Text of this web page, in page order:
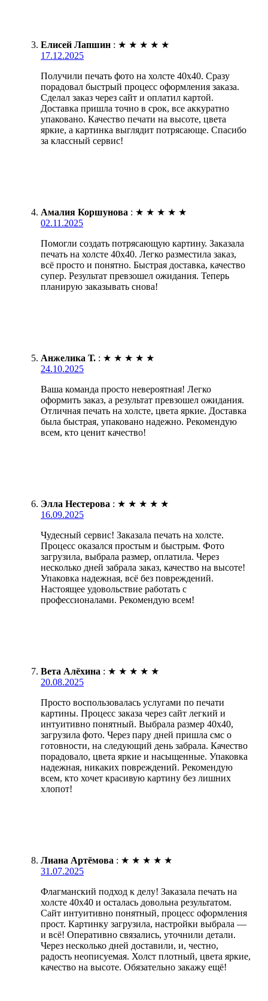
Елисей Лапшин : ★ ★ ★ ★ ★
17.12.2025
Получили печать фото на холсте 40х40. Сразу
порадовал быстрый процесс оформления заказа.
Сделал заказ через сайт и оплатил картой.
Доставка пришла точно в срок, все аккуратно
упаковано. Качество печати на высоте, цвета
яркие, а картинка выглядит потрясающе. Спасибо
за классный сервис!
Амалия Коршунова : ★ ★ ★ ★ ★
02.11.2025
Помогли создать потрясающую картину. Заказала
печать на холсте 40х40. Легко разместила заказ,
всё просто и понятно. Быстрая доставка, качество
супер. Результат превзошел ожидания. Теперь
планирую заказывать снова!
Анжелика Т. : ★ ★ ★ ★ ★
24.10.2025
Ваша команда просто невероятная! Легко
оформить заказ, а результат превзошел ожидания.
Отличная печать на холсте, цвета яркие. Доставка
была быстрая, упаковано надежно. Рекомендую
всем, кто ценит качество!
Элла Нестерова : ★ ★ ★ ★ ★
16.09.2025
Чудесный сервис! Заказала печать на холсте.
Процесс оказался простым и быстрым. Фото
загрузила, выбрала размер, оплатила. Через
несколько дней забрала заказ, качество на высоте!
Упаковка надежная, всё без повреждений.
Настоящее удовольствие работать с
профессионалами. Рекомендую всем!
Вета Алёхина : ★ ★ ★ ★ ★
20.08.2025
Просто воспользовалась услугами по печати
картины. Процесс заказа через сайт легкий и
интуитивно понятный. Выбрала размер 40х40,
загрузила фото. Через пару дней пришла смс о
готовности, на следующий день забрала. Качество
порадовало, цвета яркие и насыщенные. Упаковка
надежная, никаких повреждений. Рекомендую
всем, кто хочет красивую картину без лишних
хлопот!
Лиана Артёмова : ★ ★ ★ ★ ★
31.07.2025
Флагманский подход к делу! Заказала печать на
холсте 40х40 и осталась довольна результатом.
Сайт интуитивно понятный, процесс оформления
прост. Картинку загрузила, настройки выбрала —
и всё! Оперативно связались, уточнили детали.
Через несколько дней доставили, и, честно,
радость неописуемая. Холст плотный, цвета яркие,
качество на высоте. Обязательно закажу ещё!